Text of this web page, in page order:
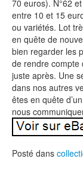
70 euros). N°62
entre 10 et 15
ou variétés. Lot
en quête de
bien regarder les
de rendre compte
juste après. Une
dans nos autres
êtes en quête
nous
Posté dans